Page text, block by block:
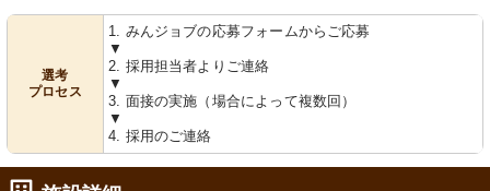
選考
プロセス
1. みんジョブの応募フォームからご応募
▼
2. 採用担当者よりご連絡
▼
3. 面接の実施（場合によって複数回）
▼
4. 採用のご連絡